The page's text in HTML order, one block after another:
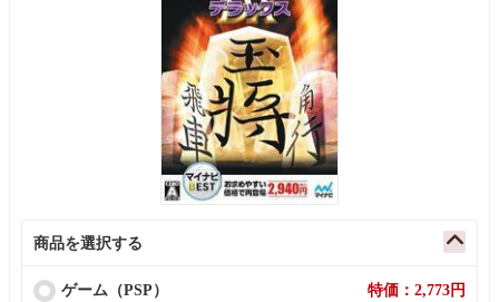
商品を選択する
ゲーム（PSP）
特価：2,773円